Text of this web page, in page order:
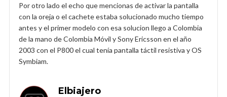
Por otro lado el echo que mencionas de activar la pantalla
con la oreja o el cachete estaba solucionado mucho tiempo
antes y el primer modelo con esa solucion llego a Colombia
de la mano de Colombia Móvil y Sony Ericsson en el año
2003 con el P800 el cual tenía pantalla táctil resistiva y OS
Symbiam.
Elbiajero